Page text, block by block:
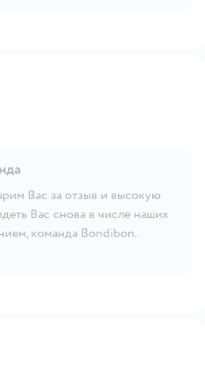
Вас за отзыв и высокую
Вас снова в числе наших
команда Bondibon.